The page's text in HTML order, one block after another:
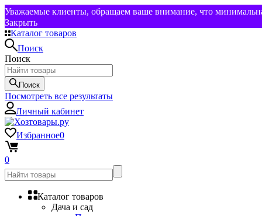
Уважаемые клиенты, обращаем ваше внимание, что
Закрыть
Каталог товаров
Поиск
Поиск
Поиск
Посмотреть все результаты
Личный кабинет
Избранное0
0
Каталог товаров
Дача и сад